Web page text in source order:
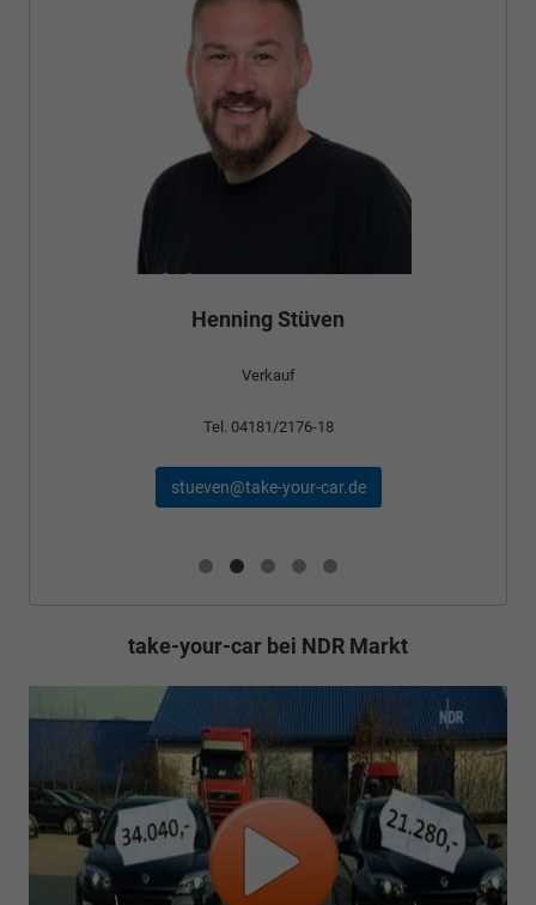
Henning Stüven
Verkauf
Tel. 04181/2176-18
stueven@take-your-car.de
take-your-car bei NDR Markt